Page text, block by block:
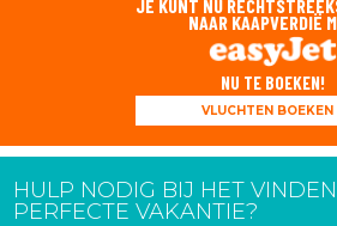
JE KUNT NU
NAAR KAAPVERDIË
NU TE BOEKEN!
VLUCHTEN BOEKEN
HULP NODIG BIJ HET
PERFECTE VAKANTIE?